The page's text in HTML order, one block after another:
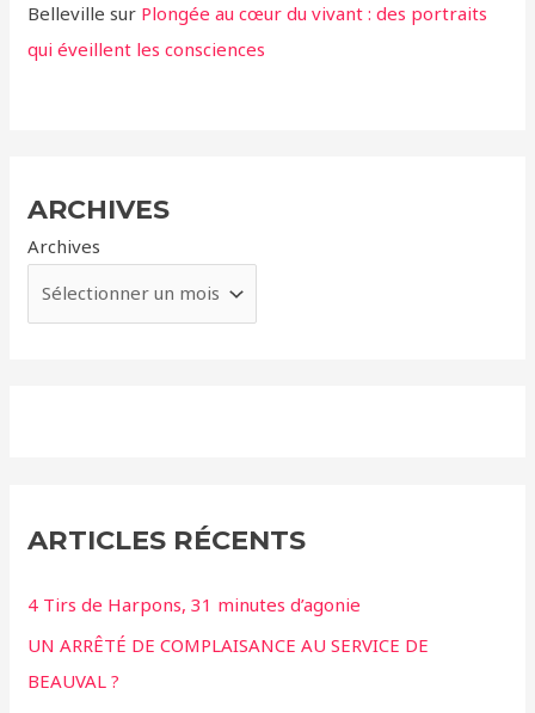
Belleville sur Plongée au cœur du vivant : des portraits
qui éveillent les consciences
ARCHIVES
Archives
ARTICLES RÉCENTS
4 Tirs de Harpons, 31 minutes d’agonie
UN ARRÊTÉ DE COMPLAISANCE AU SERVICE DE
BEAUVAL ?